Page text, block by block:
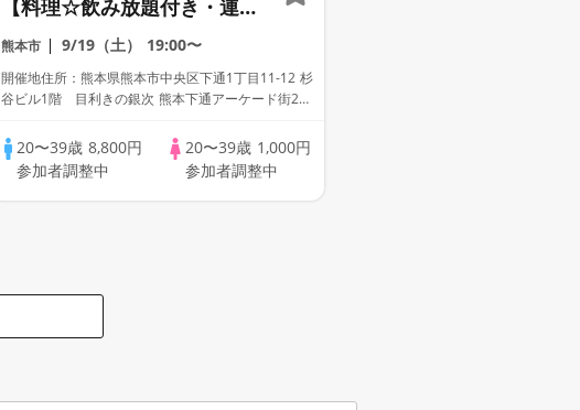
【料理☆飲み放題付き・連絡
先交換あり・完全着席型】ア
ニメ好きコン☆１名参加多
数・初参加も大歓迎☆プレイ
熊本市 9/19（土） 19:00〜
開催地住所：熊本県熊本市中央区下通1丁目11-12 杉
谷ビル1階 目利きの銀次 熊本下通アーケード街2号
20〜39歳8,800円
参加者調整中
20〜39歳 1,000円
参加者調整中